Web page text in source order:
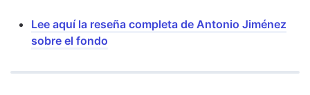
Lee aquí la reseña completa de Antonio Jiménez
sobre el fondo